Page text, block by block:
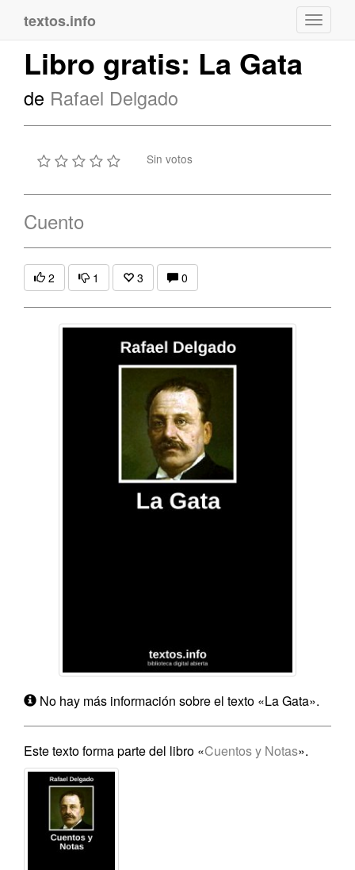
textos.info
Libro gratis: La Gata
de Rafael Delgado
Sin votos
Cuento
2 1 3 0
No hay más información sobre el texto «La Gata».
Este texto forma parte del libro «Cuentos y Notas».